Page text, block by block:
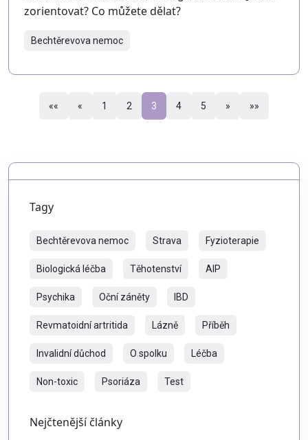
zorientovat? Co můžete dělat?
Bechtěrevova nemoc
«« « 1 2 3 4 5 » »»
Tagy
Bechtěrevova nemoc Strava Fyzioterapie
Biologická léčba Těhotenství AIP
Psychika Oční záněty IBD
Revmatoidní artritida Lázně Příběh
Invalidní důchod O spolku Léčba
Non-toxic Psoriáza Test
Nejčtenější články